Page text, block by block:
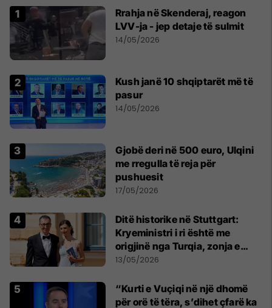
Rrahja në Skenderaj, reagon
LVV-ja - jep detaje të sulmit
14/05/2026
Kush janë 10 shqiptarët më të
pasur
14/05/2026
Gjobë deri në 500 euro, Ulqini
me rregulla të reja për
pushuesit
17/05/2026
Ditë historike në Stuttgart:
Kryeministri i ri është me
origjinë nga Turqia, zonja e
parë një shqiptare nga
13/05/2026
“Kurti e Vuçiqi në një dhomë
për orë të tëra, s’dihet çfarë ka